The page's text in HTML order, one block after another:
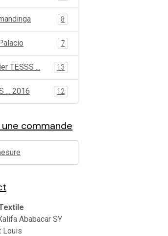
8
7
TËSSS ... 13
... 2016 12
une commande
Ababacar SY
Louis